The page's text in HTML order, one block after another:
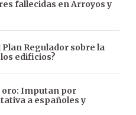
fallecidas en Arroyos y
Plan Regulador sobre la
edificios?
oro: Imputan por
a españoles y